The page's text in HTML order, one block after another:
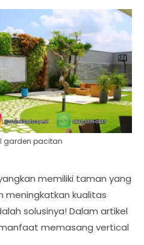
garden pacitan
memiliki taman yang
meningkatkan kualitas
solusinya! Dalam artikel
memasang vertical